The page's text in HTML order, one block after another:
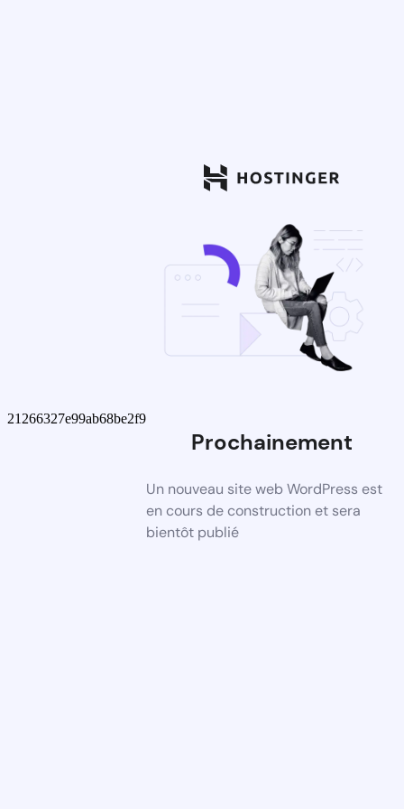
21266327e99ab68be2f9
Prochainement
Un nouveau site web WordPress est
en cours de construction et sera
bientôt publié